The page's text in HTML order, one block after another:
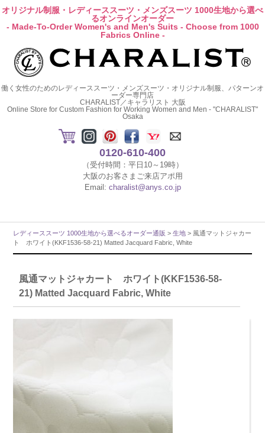
オリジナル制服・レディーススーツ・メンズスーツ 1000生地から選べ
るオンラインオーダー
- Made-To-Order Women's and Men's Suits - Choose from 1000
Fabrics Online -
働く女性のためのレディーススーツ・メンズスーツ・オリジナル制服、パターンオ
ーダー専門店
CHARALIST／キャラリスト 大阪
Online Store for Custom Fashion for Working Women and Men - "CHARALIST"
Osaka
0120-610-400
（受付時間：平日10～19時）
大阪のお客さまご来店アポ用
Email: charalist@anys.co.jp
レディーススーツ 1000生地から選べるオーダー通販 >生地 > 風通マットジャカー
ト ホワイト(KKF1536-58-21) Matted Jacquard Fabric, White
風通マットジャカート ホワイト(KKF1536-58-
21) Matted Jacquard Fabric, White